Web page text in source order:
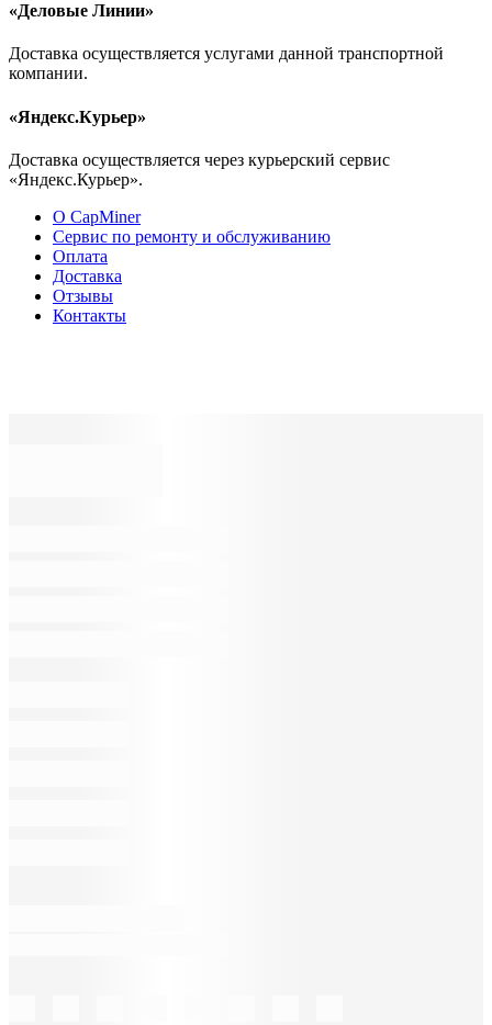
«Деловые Линии»
Доставка осуществляется услугами данной транспортной
компании.
«Яндекс.Курьер»
Доставка осуществляется через курьерский сервис
«Яндекс.Курьер».
О CapMiner
Сервис по ремонту и обслуживанию
Оплата
Доставка
Отзывы
Контакты